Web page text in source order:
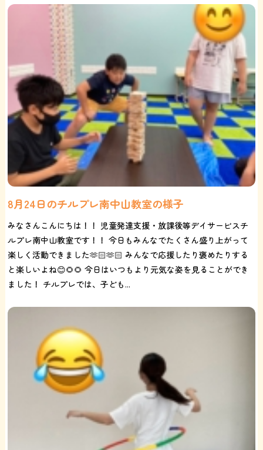
8月24日のチルプレ南中山教室の様子
みなさんこんにちは！！ 児童発達支援・放課後等デイサービスチ
ルプレ南中山教室です！！ 今日もみんなでたくさん盛り上がって
楽しく活動できました🫶🏻🫶🏻 みんなで応援したり褒めたりする
と楽しいよね😊🌻🌻 今日はいつもより元気な姿を見ることができ
ました！ チルプレでは、子ども...